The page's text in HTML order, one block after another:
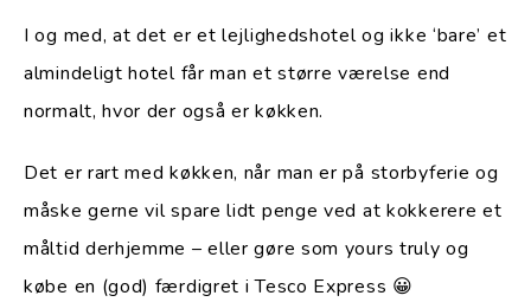
I og med, at det er et lejlighedshotel og ikke ‘bare’ et
almindeligt hotel får man et større værelse end
normalt, hvor der også er køkken.
Det er rart med køkken, når man er på storbyferie og
måske gerne vil spare lidt penge ved at kokkerere et
måltid derhjemme – eller gøre som yours truly og
købe en (god) færdigret i Tesco Express 😀